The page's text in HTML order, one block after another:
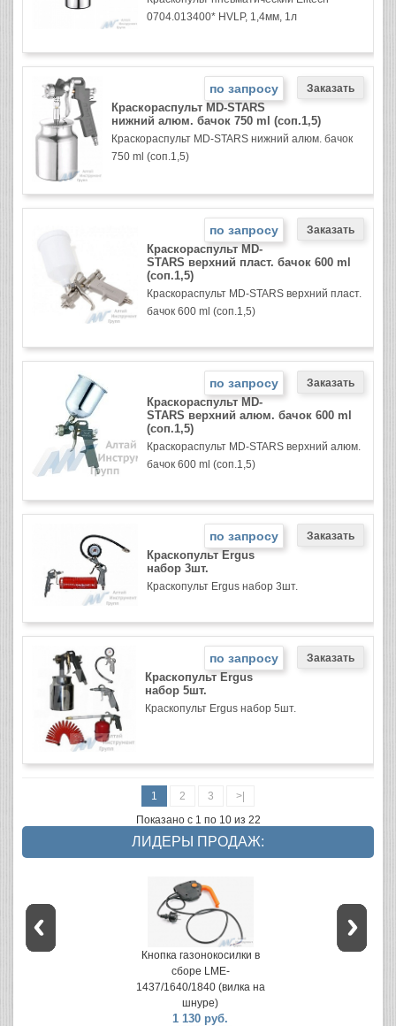
0704.013400* HVLP, 1,4мм, 1л
по запросу
Краскораспульт MD-STARS
нижний алюм. бачок 750 ml (соп.1,5)
Краскораспульт MD-STARS нижний алюм. бачок
750 ml (соп.1,5)
по запросу
Краскораспульт MD-
STARS верхний пласт. бачок 600 ml
(соп.1,5)
Краскораспульт MD-STARS верхний пласт.
бачок 600 ml (соп.1,5)
по запросу
Краскораспульт MD-
STARS верхний алюм. бачок 600 ml
(соп.1,5)
Краскораспульт MD-STARS верхний алюм.
бачок 600 ml (соп.1,5)
по запросу
Краскопульт Ergus
набор 3шт.
Краскопульт Ergus набор 3шт.
по запросу
Краскопульт Ergus
набор 5шт.
Краскопульт Ergus набор 5шт.
1 2 3
>|
Показано с 1 по 10 из 22
ЛИДЕРЫ ПРОДАЖ:
Кнопка газонокосилки в
сборе LME-
1437/1640/1840 (вилка на
шнуре)
1 130 руб.